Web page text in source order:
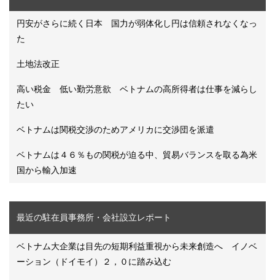
円安がさらに続く日本 国力が弱体化し円は信頼されなくなっ
た
土地法改正
高い税金 低い勤労意欲 ベトナムの高所得者は仕事を減らし
たい
ベトナムは関税交渉のためアメリカに交渉団を派遣
ベトナムは４６％もの関税が迫る中、貿易バランスを取る為米
国から輸入加速
最近の駐在員事務所・会社設立レポート
ベトナム大企業は目先の短期利益重視から未来創造へ イノベ
ーション（ドイモイ）２，０に踏み込む